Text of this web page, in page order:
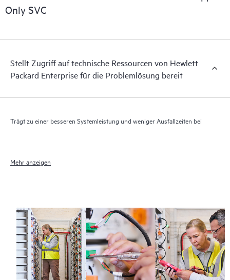
Supportinformationen, sodass jeder Ihrer IT-Mitarbeiter
kann.
Only SVC
Stellt Zugriff auf technische Ressourcen von Hewlett
Packard Enterprise für die Problemlösung bereit
Trägt zu einer besseren Systemleistung und weniger Ausfallzeiten bei
Mehr anzeigen